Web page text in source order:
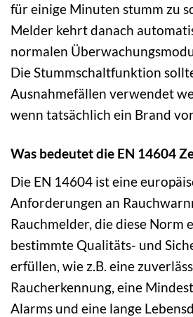
für einige Minuten stumm zu
Melder kehrt danach
normalen
Die Stummschaltfunktion
Ausnahmefällen verwendet
wenn tatsächlich ein Brand
Was bedeutet die EN 14604
Die EN 14604 ist eine
Anforderungen an
Rauchmelder, die diese Norm
bestimmte Qualitäts- und
erfüllen, wie z.B. eine
Raucherkennung, eine
Alarms und eine lange